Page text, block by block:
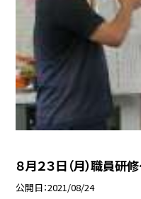
８月２３日（月）職員研
公開日 2021/08/24